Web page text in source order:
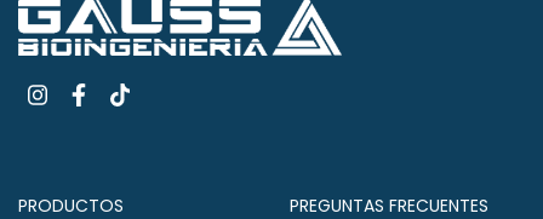
PRODUCTOS PREGUNTAS FRECUENTES